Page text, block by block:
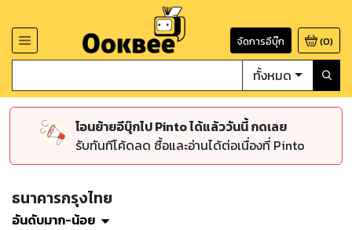
จัดการอีบุ๊ก (0)
ทั้งหมด
โอนย้ายอีบุ๊กไป Pinto ได้แล้ววันนี้ กดเลย
รับทันทีโค้ดลด ซื้อและอ่านได้ต่อเนื่องที่ Pinto
ธนาคารกรุงไทย
อันดับมาก-น้อย